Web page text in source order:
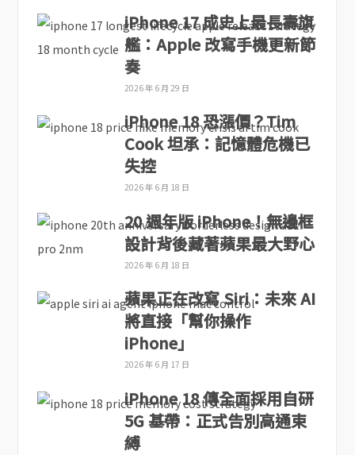
iPhone 17 成史上最長壽旗
艦：Apple 改寫手機更新節
奏
2026 年 6 月 29 日
iPhone 18 恐漲價？Tim
Cook 坦承：記憶體危機已
失控
2026 年 6 月 18 日
20 週年版 iPhone！無邊框
設計背後藏著蘋果最大野心
2026 年 6 月 18 日
蘋果正在改寫 Siri：未來 AI
將直接「幫你操作
iPhone」
2026 年 6 月 17 日
iPhone 18 傳全面採用自研
5G 基帶：正式告別高通束
縛